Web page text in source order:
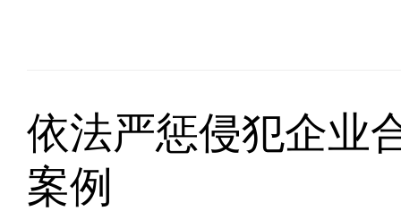
依法严惩侵犯企业
案例